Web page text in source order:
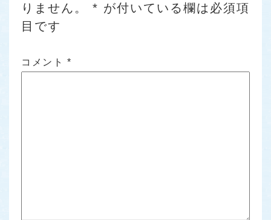
りません。
* が付いている欄は必須項
目です
コメント *